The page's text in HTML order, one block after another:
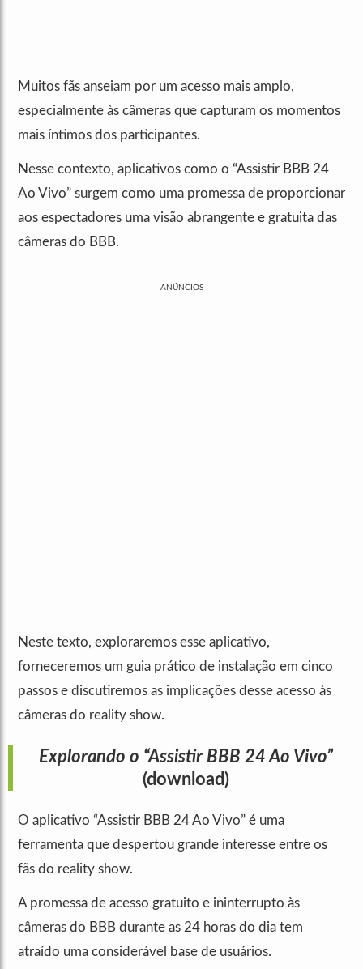
Muitos fãs anseiam por um acesso mais amplo,
especialmente às câmeras que capturam os momentos
mais íntimos dos participantes.
Nesse contexto, aplicativos como o “Assistir BBB 24
Ao Vivo” surgem como uma promessa de proporcionar
aos espectadores uma visão abrangente e gratuita das
câmeras do BBB.
ANÚNCIOS
Neste texto, exploraremos esse aplicativo,
forneceremos um guia prático de instalação em cinco
passos e discutiremos as implicações desse acesso às
câmeras do reality show.
Explorando o “Assistir BBB 24 Ao Vivo”
(download)
O aplicativo “Assistir BBB 24 Ao Vivo” é uma
ferramenta que despertou grande interesse entre os
fãs do reality show.
A promessa de acesso gratuito e ininterrupto às
câmeras do BBB durante as 24 horas do dia tem
atraído uma considerável base de usuários.